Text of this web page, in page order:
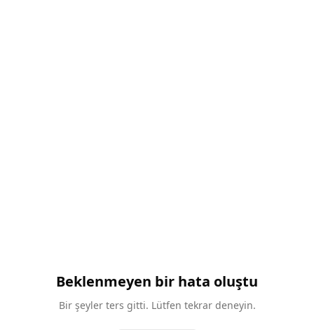
Beklenmeyen bir hata oluştu
Bir şeyler ters gitti. Lütfen tekrar deneyin.